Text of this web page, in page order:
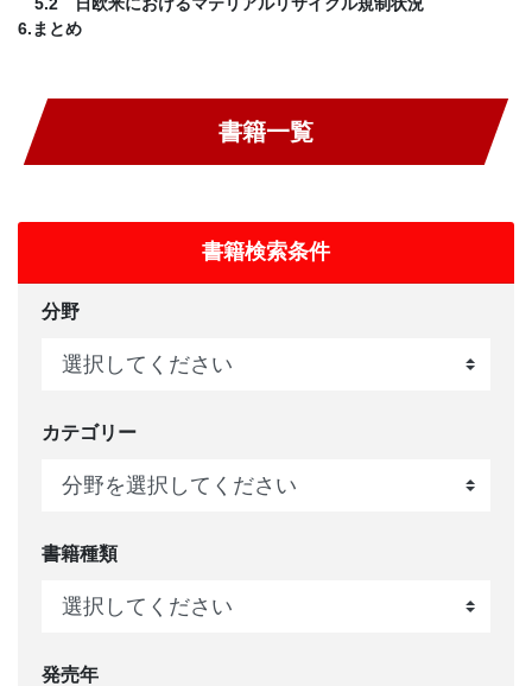
6.まとめ
書籍一覧
書籍検索条件
分野
カテゴリー
書籍種類
発売年